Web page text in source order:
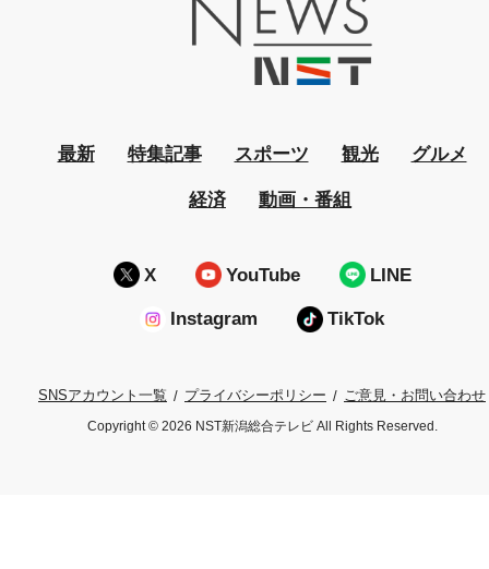
最新 特集記事 スポーツ 観光 グルメ
経済 動画・番組
X YouTube LINE
Instagram TikTok
SNSアカウント一覧 プライバシーポリシー ご意見・お問い合わせ
Copyright © 2026 NST新潟総合テレビ All Rights Reserved.